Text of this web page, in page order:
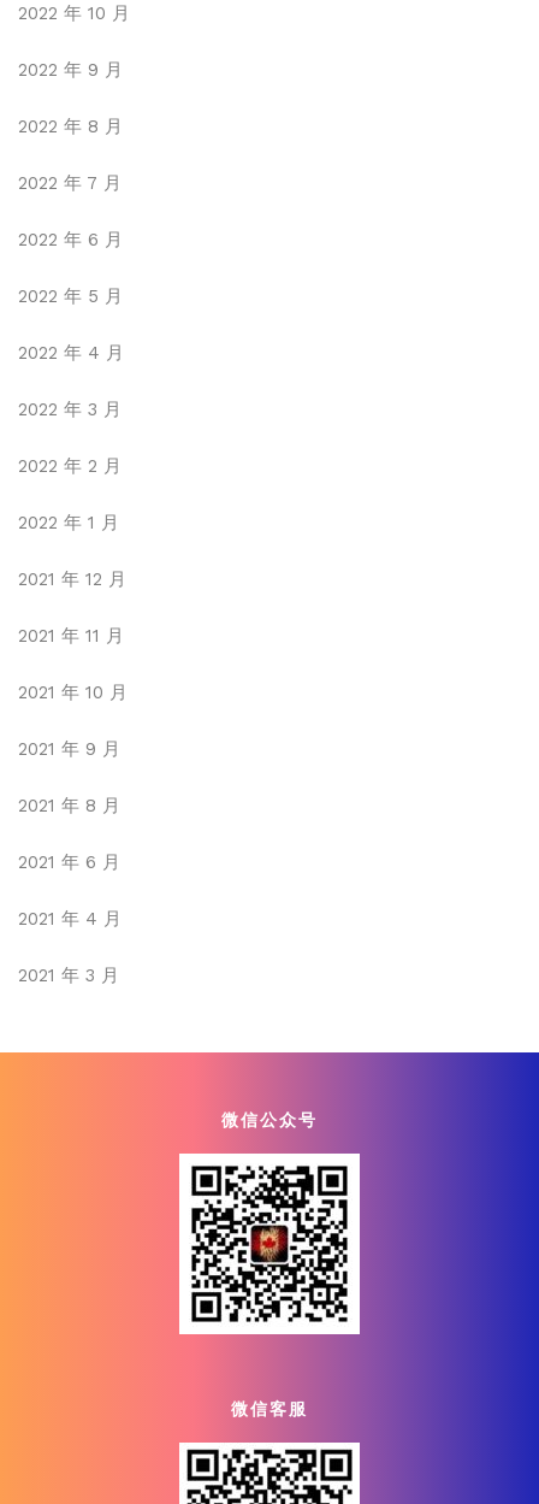
2022 年 10 月
2022 年 9 月
2022 年 8 月
2022 年 7 月
2022 年 6 月
2022 年 5 月
2022 年 4 月
2022 年 3 月
2022 年 2 月
2022 年 1 月
2021 年 12 月
2021 年 11 月
2021 年 10 月
2021 年 9 月
2021 年 8 月
2021 年 6 月
2021 年 4 月
2021 年 3 月
微信公众号
微信客服